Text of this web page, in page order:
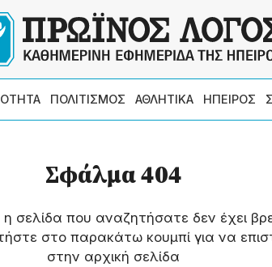
ΠΟΛΙΤΙΣΜΟΣ ΑΘΛΗΤΙΚΑ ΗΠΕΙΡΟΣ
Σφάλμα 404
σελίδα που αναζητήσατε δεν έχει
στο παρακάτω κουμπί για να
στην αρχική σελίδα